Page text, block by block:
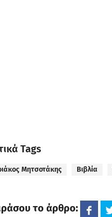
Tags
Μητσοτάκης Βιβλία
το άρθρο: